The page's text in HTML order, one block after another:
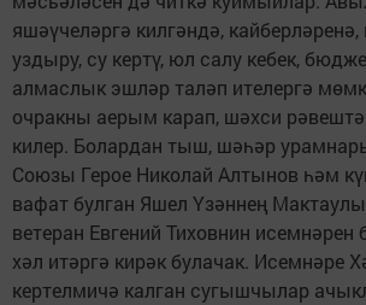
яшәүчеләргә килгәндә,
уздыру, су кертү, юл салу кебек,
алмаслык эшләр таләп ителергә
очракны аерым карап, шәхси рәвештә
килер. Болардан тыш, шәһәр
Союзы Герое Николай Алтынов һәм
вафат булган Яшел Үзәннең
ветеран Евгений Тиховнин исемнәрен
хәл итәргә кирәк булачак. Исемнәре
кертелмичә калган сугышчылар